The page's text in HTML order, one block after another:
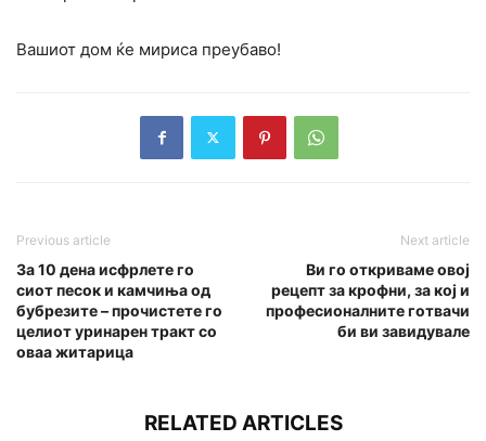
Вашиот дом ќе мириса преубаво!
Previous article
За 10 дена исфрлете го
сиот песок и камчиња од
бубрезите – прочистете го
целиот уринарен тракт со
оваа житарица
Next article
Ви го откриваме овој
рецепт за крофни, за кој и
професионалните готвачи
би ви завидувале
RELATED ARTICLES